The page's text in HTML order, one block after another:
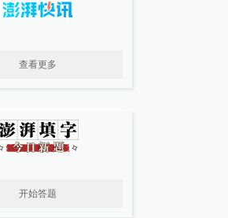
查看更多
开始答题